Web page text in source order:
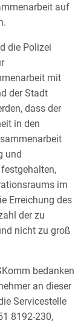
auf
die Polizei
mit
der Stadt
dass der
in den
und
im
Erreichung des
der zu
nicht zu groß
bedanken
an dieser
Servicestelle
8192-230,